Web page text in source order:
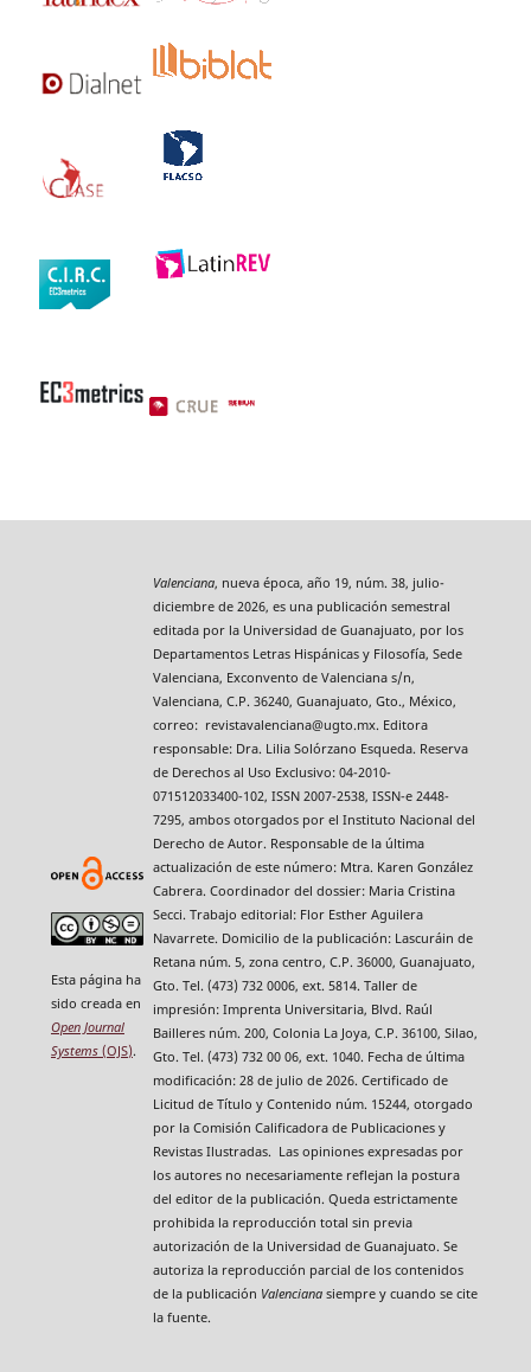
Esta página ha
sido creada en
Open Journal
Systems(OJS).
Valenciana, nueva época, año 19, núm. 38, julio-
diciembre de 2026, es una publicación semestral
editada por la Universidad de Guanajuato, por los
Departamentos Letras Hispánicas y Filosofía, Sede
Valenciana, Exconvento de Valenciana s/n,
Valenciana, C.P. 36240, Guanajuato, Gto., México,
correo: revistavalenciana@ugto.mx. Editora
responsable: Dra. Lilia Solórzano Esqueda. Reserva
de Derechos al Uso Exclusivo: 04-2010-
071512033400-102, ISSN 2007-2538, ISSN-e 2448-
7295, ambos otorgados por el Instituto Nacional del
Derecho de Autor. Responsable de la última
actualización de este número: Mtra. Karen González
Cabrera. Coordinador del dossier: Maria Cristina
Secci. Trabajo editorial: Flor Esther Aguilera
Navarrete. Domicilio de la publicación: Lascuráin de
Retana núm. 5, zona centro, C.P. 36000, Guanajuato,
Gto. Tel. (473) 732 0006, ext. 5814. Taller de
impresión: Imprenta Universitaria, Blvd. Raúl
Bailleres núm. 200, Colonia La Joya, C.P. 36100, Silao,
Gto. Tel. (473) 732 00 06, ext. 1040. Fecha de última
modificación: 28 de julio de 2026. Certificado de
Licitud de Título y Contenido núm. 15244, otorgado
por la Comisión Calificadora de Publicaciones y
Revistas Ilustradas. Las opiniones expresadas por
los autores no necesariamente reflejan la postura
del editor de la publicación. Queda estrictamente
prohibida la reproducción total sin previa
autorización de la Universidad de Guanajuato. Se
autoriza la reproducción parcial de los contenidos
de la publicación Valencianasiempre y cuando se cite
la fuente.